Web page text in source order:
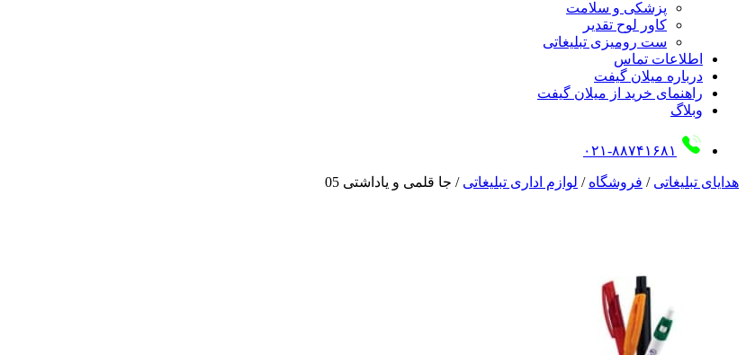
پزشکی و سلامت
کاور لوح تقدیر
ست رومیزی تبلیغاتی
اطلاعات تماس
درباره میلان گیفت
راهنمای خرید از میلان گیفت
وبلاگ
۰۲۱-۸۸۷۴۱۶۸۱
هدایای تبلیغاتی / فروشگاه / لوازم اداری تبلیغاتی / جا قلمی و یاداشتی 05